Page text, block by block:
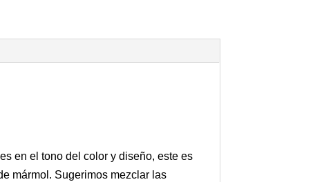
en el tono del color y diseño, este es
mármol. Sugerimos mezclar las